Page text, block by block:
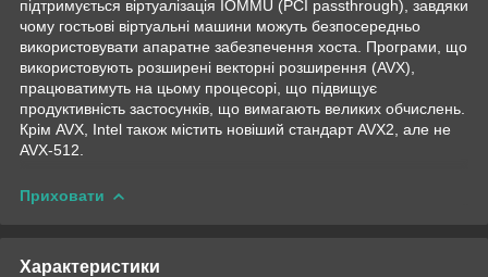
підтримується віртуалізація IOMMU (PCI passthrough), завдяки
чому гостьові віртуальні машини можуть безпосередньо
використовувати апаратне забезпечення хоста. Програми, що
використовують розширені векторні розширення (AVX),
працюватимуть на цьому процесорі, що підвищує
продуктивність застосунків, що вимагають великих обчислень.
Крім AVX, Intel також містить новіший стандарт AVX2, але не
AVX-512.
Приховати
Характеристики